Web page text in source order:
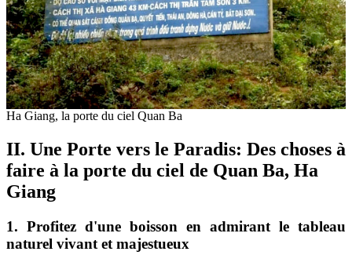
Ha Giang, la porte du ciel Quan Ba
II. Une Porte vers le Paradis: Des choses à
faire à la porte du ciel de Quan Ba, Ha
Giang
1. Profitez d'une boisson en admirant le tableau
naturel vivant et majestueux